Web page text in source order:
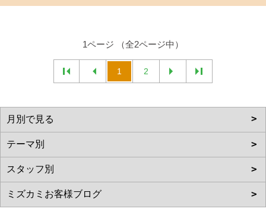
1ページ （全2ページ中）
1 2